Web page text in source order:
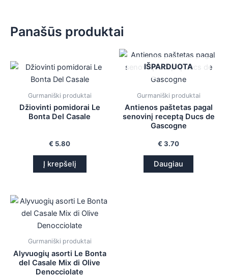
Panašūs produktai
Gurmaniški produktai
Džiovinti pomidorai Le
Bonta Del Casale
€ 5.80
Į krepšelį
IŠPARDUOTA
Gurmaniški produktai
Antienos paštetas pagal
senovinį receptą Ducs de
Gascogne
€ 3.70
Daugiau
Gurmaniški produktai
Alyvuogių asorti Le Bonta
del Casale Mix di Olive
Denocciolate